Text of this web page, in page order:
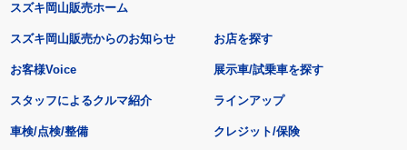
スズキ岡山販売ホーム
スズキ岡山販売からのお知らせ
お客様Voice
スタッフによるクルマ紹介
お店を探す
展示車/試乗車を探す
ラインアップ
車検/点検/整備 クレジット/保険